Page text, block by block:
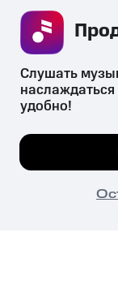
психотропных
их незаконный
© 2026 ООО «КИОН».
Все права
Мы
Слушать
удобно!